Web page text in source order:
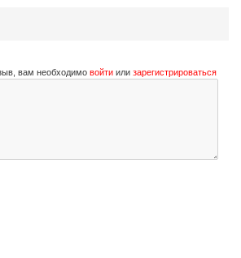
вам необходимо войти или зарегистрироваться